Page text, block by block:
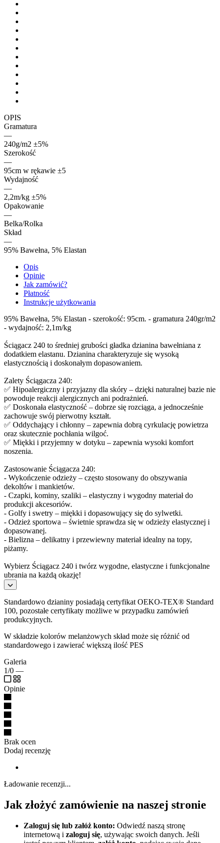
OPIS
Gramatura
—
240g/m2 ±5%
Szerokość
—
95cm w rękawie ±5
Wydajność
—
2,2m/kg ±5%
Opakowanie
—
Belka/Rolka
Skład
—
95% Bawełna, 5% Elastan
Opis
Opinie
Jak zamówić?
Płatność
Instrukcje użytkowania
95% Bawełna, 5% Elastan - szerokość: 95cm. - gramatura 240gr/m2
- wydajność: 2,1m/kg
Ściągacz 240 to średniej grubości gładka dzianina bawełniana z
dodatkiem elastanu. Dzianina charakteryzuje się wysoką
elastycznością i doskonałym dopasowaniem.
Zalety Ściągacza 240:
✅ Hipoalergiczny i przyjazny dla skóry – dzięki naturalnej bazie nie
powoduje reakcji alergicznych ani podrażnień.
✅ Doskonała elastyczność – dobrze się rozciąga, a jednocześnie
zachowuje swój pierwotny kształt.
✅ Oddychający i chłonny – zapewnia dobrą cyrkulację powietrza
oraz skutecznie pochłania wilgoć.
✅ Miękki i przyjemny w dotyku – zapewnia wysoki komfort
noszenia.
Zastosowanie Ściągacza 240:
- Wykończenie odzieży – często stosowany do obszywania
dekoltów i mankietów.
- Czapki, kominy, szaliki – elastyczny i wygodny materiał do
produkcji akcesoriów.
- Golfy i swetry – miękki i dopasowujący się do sylwetki.
- Odzież sportowa – świetnie sprawdza się w odzieży elastycznej i
dopasowanej.
- Bielizna – delikatny i przewiewny materiał idealny na topy,
piżamy.
Wybierz Ściągacz 240 i twórz wygodne, elastyczne i funkcjonalne
ubrania na każdą okazję!
Standardowo dzianiny posiadają certyfikat OEKO-TEX® Standard
100, pozostałe certyfikaty możliwe w przypadku zamówień
produkcyjnych.
W składzie kolorów melanżowych skład może się różnić od
standardowego i zawierać większą ilość PES
Galeria
1/0 —
Opinie
Brak ocen
Dodaj recenzję
Ładowanie recenzji...
Jak złożyć zamówienie na naszej stronie
Zaloguj się lub załóż konto: Odwiedź naszą stronę
internetową i zaloguj się, używając swoich danych. Jeśli